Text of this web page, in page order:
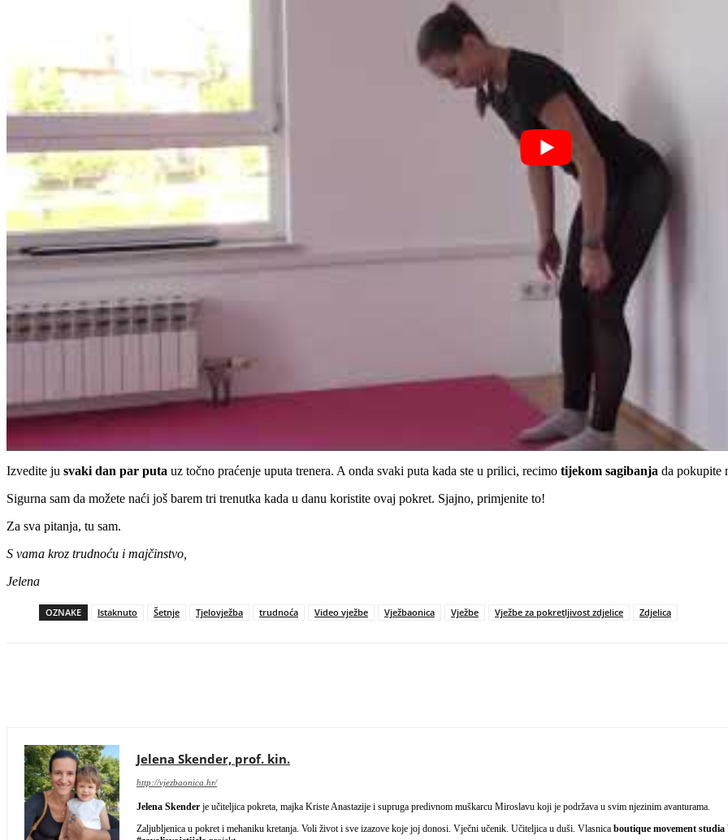
Izvedite ju svaki dan par puta uz točno praćenje uputa trenera. A onda svaki puta kada ste u prilici, recimo tijekom sagibanja da pokupite
Sigurna sam da možete naći još barem tri trenutka kada u danu koristite ovaj pokret. Sjajno, primjenite to!
Za sva pitanja, tu sam.
S vama kroz trudnoću i majčinstvo,
Jelena
OZNAKE Istaknuto Šetnje Tjelovježba trudnoća Video vježbe Vježbaonica Vježbe Vježbe za pokretljivost zdjelice Zdjelica
Jelena Skender, prof. kin.
http://vjezbaonica.hr/
Jelena Skender je učiteljica pokreta, majka Kriste Anastazije i supruga predivnom muškarcu Miroslavu koji je podržava u svim njezinim avanturama.
Zaljubljenica u pokret i mehaniku kretanja. Voli život i sve izazove koje joj donosi. Vječni učenik. Učiteljica u duši. Vlasnica boutique movement studia